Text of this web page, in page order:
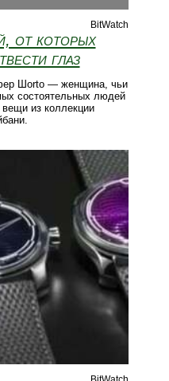
BitWatch
от которых
глаз
Шorto — женщина, чьи
состоятельных людей
из коллекции